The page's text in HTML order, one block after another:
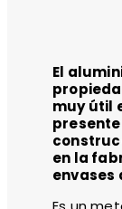
El
muy útil
en la
envases